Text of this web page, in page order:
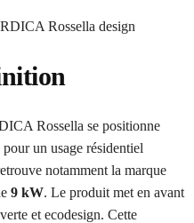
Rossella se positionne
pour un usage résidentiel
notamment la marque
9 kW. Le produit met en avant
et ecodesign. Cette